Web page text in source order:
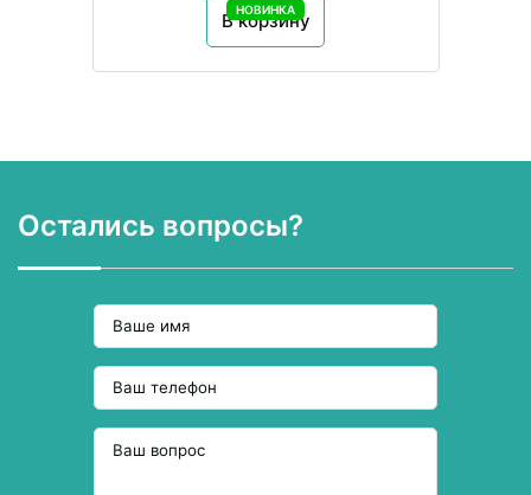
В корзину
НОВИНКА
Остались вопросы?